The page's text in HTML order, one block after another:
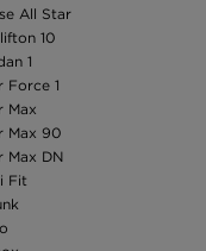
All Star
10
1
Force 1
Max
Max 90
Max DN
Fit